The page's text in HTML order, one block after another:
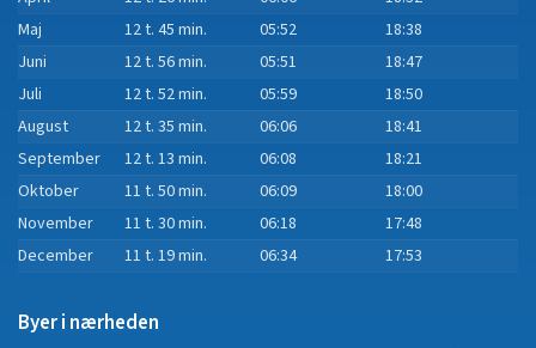
Maj
12 t. 45 min. 05:52
18:38
Juni
12 t. 56 min. 05:51
18:47
Juli
12 t. 52 min. 05:59
18:50
August
12 t. 35 min. 06:06
18:41
September
12 t. 13 min. 06:08
18:21
Oktober
11 t. 50 min. 06:09
18:00
November
11 t. 30 min. 06:18
17:48
December
11 t. 19 min. 06:34 17:53
Byer i nærheden